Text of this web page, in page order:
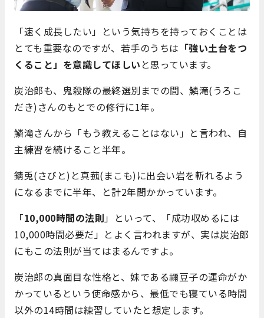
「速く成長したい」という気持ちを持っておくことは
とても重要なのですが、若手のうちは 「強い土台をつ
くること」を意識してほしい と思っています。
炭治郎も、鬼殺隊の最終選別までの間、鱗滝(うろこ
だき)さんのもとでの修行に1年。
鱗滝さんから「もう教えることはない」と言われ、自
主練習を続けること半年。
錆兎(さびと)と真菰(まこも)に出会い岩を斬れるよう
になるまでに半年、と計2年間かかっています。
「10,000時間の法則」といって、「成功収めるには
10,000時間必要だ」とよく言われますが、実は炭治郎
にもこの法則が当てはまるんですよ。
炭治郎の真面目な性格と、妹である禰豆子の運命がか
かっているという使命感から、最低でも寝ている時間
以外の14時間は練習していたと想定します。